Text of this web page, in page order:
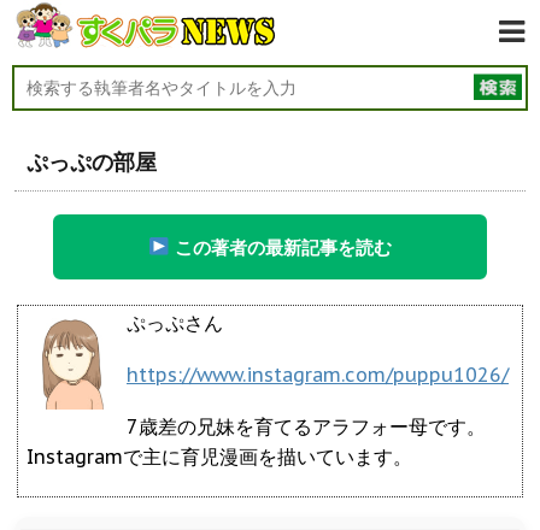
ぷっぷの部屋
この著者の最新記事を読む
ぷっぷさん
https://www.instagram.com/puppu1026/
7歳差の兄妹を育てるアラフォー母です。
Instagramで主に育児漫画を描いています。